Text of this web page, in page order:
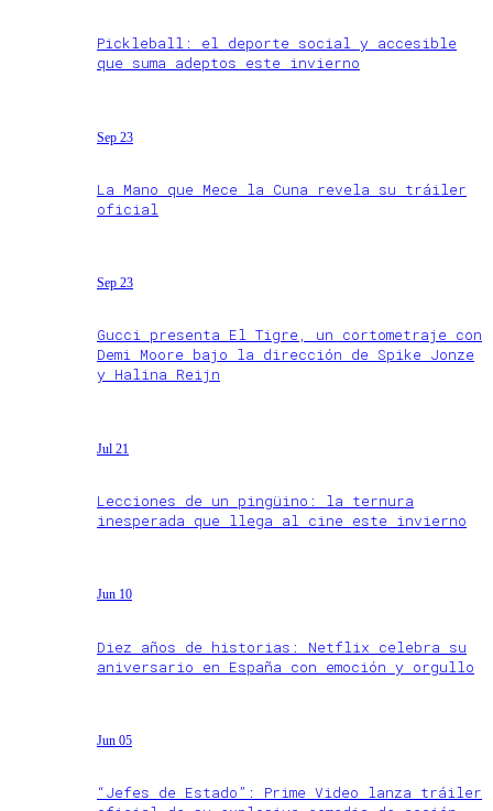
Pickleball: el deporte social y accesible
que suma adeptos este invierno
Sep 23
La Mano que Mece la Cuna revela su tráiler
oficial
Sep 23
Gucci presenta El Tigre, un cortometraje con
Demi Moore bajo la dirección de Spike Jonze
y Halina Reijn
Jul 21
Lecciones de un pingüino: la ternura
inesperada que llega al cine este invierno
Jun 10
Diez años de historias: Netflix celebra su
aniversario en España con emoción y orgullo
Jun 05
“Jefes de Estado”: Prime Video lanza tráiler